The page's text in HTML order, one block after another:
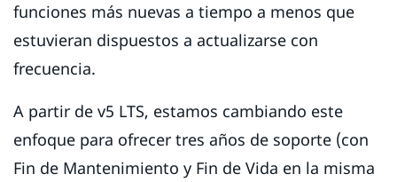
funciones más nuevas a tiempo a menos que
estuvieran dispuestos a actualizarse con
frecuencia.
A partir de v5 LTS, estamos cambiando este
enfoque para ofrecer tres años de soporte (con
Fin de Mantenimiento y Fin de Vida en la misma